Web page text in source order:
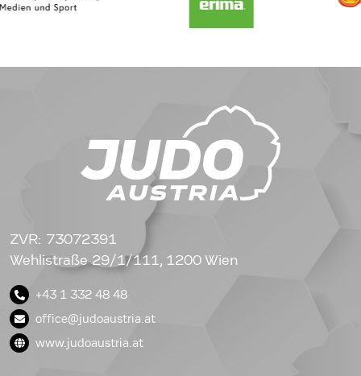
ZVR: 73072391
Wehlistraße 29/1/111, 1200 Wien
+43 1 332 48 48
office@judoaustria.at
www.judoaustria.at